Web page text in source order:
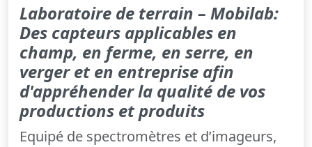
Laboratoire de terrain – Mobilab:
Des capteurs applicables en
champ, en ferme, en serre, en
verger et en entreprise afin
d'appréhender la qualité de vos
productions et produits
Equipé de spectromètres et d’imageurs,